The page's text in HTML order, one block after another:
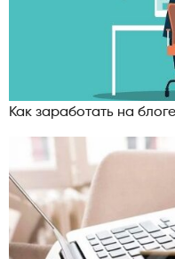
Как заработать на